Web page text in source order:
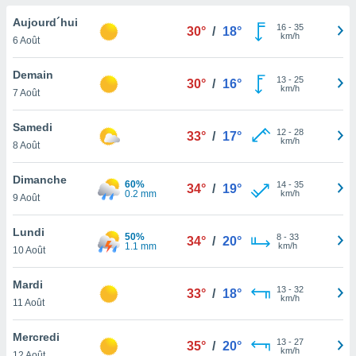
et
»,
de
ou
de
le
ainsi
la
du
Aujourd´hui
6 Août
30° / 18° 16- 35
km/h
Demain
7 Août
30° / 16° 13- 25
km/h
Samedi
8 Août
33° / 17° 12- 28
km/h
Dimanche
9 Août
60%
0.2 mm
34° / 19° 14- 35
km/h
Lundi
10 Août
50%
1.1 mm
34° / 20° 8- 33
km/h
Mardi
11 Août
33° / 18° 13- 32
km/h
Mercredi
35° / 20° 13- 27
km/h